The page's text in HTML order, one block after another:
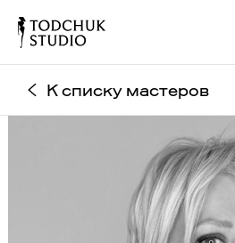
К списку мастеров